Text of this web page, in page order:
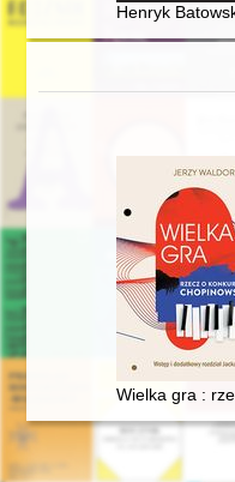
Henryk
Wielka gra :